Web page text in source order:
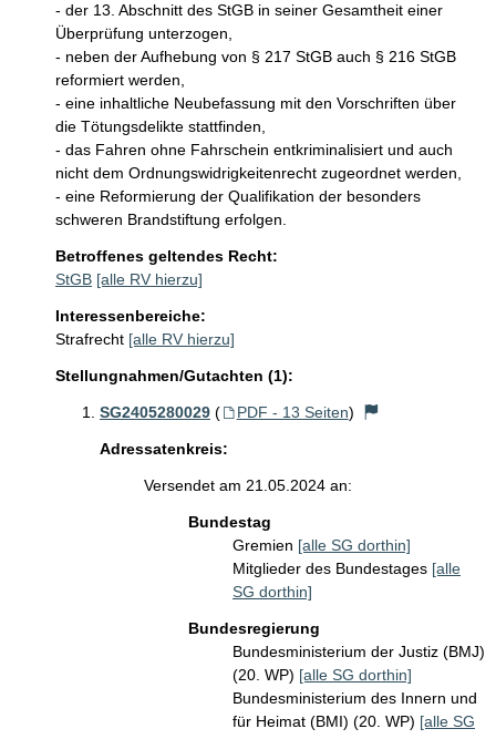
- der 13. Abschnitt des StGB in seiner Gesamtheit einer
Überprüfung unterzogen,
- neben der Aufhebung von § 217 StGB auch § 216 StGB
reformiert werden,
- eine inhaltliche Neubefassung mit den Vorschriften über
die Tötungsdelikte stattfinden,
- das Fahren ohne Fahrschein entkriminalisiert und auch
nicht dem Ordnungswidrigkeitenrecht zugeordnet werden,
- eine Reformierung der Qualifikation der besonders
schweren Brandstiftung erfolgen.
Betroffenes geltendes Recht:
StGB [alle RV hierzu]
Interessenbereiche:
Strafrecht [alle RV hierzu]
Stellungnahmen/Gutachten (1):
SG2405280029 ( PDF - 13 Seiten)
Adressatenkreis:
Versendet am 21.05.2024 an:
Bundestag
Gremien [alle SG dorthin]
Mitglieder des Bundestages [alle
SG dorthin]
Bundesregierung
Bundesministerium der Justiz (BMJ)
(20. WP) [alle SG dorthin]
Bundesministerium des Innern und
für Heimat (BMI) (20. WP) [alle SG